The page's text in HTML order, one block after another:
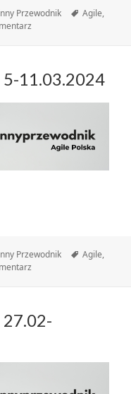
Przewodnik Tagi
Agile,
11.03.2024
Przewodnik Tagi
Agile,